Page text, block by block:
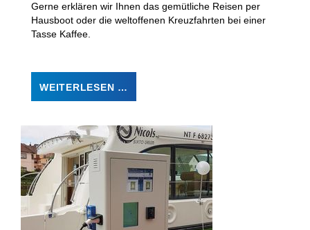
Gerne erklären wir Ihnen das gemütliche Reisen per
Hausboot oder die weltoffenen Kreuzfahrten bei einer
Tasse Kaffee.
WEITERLESEN …